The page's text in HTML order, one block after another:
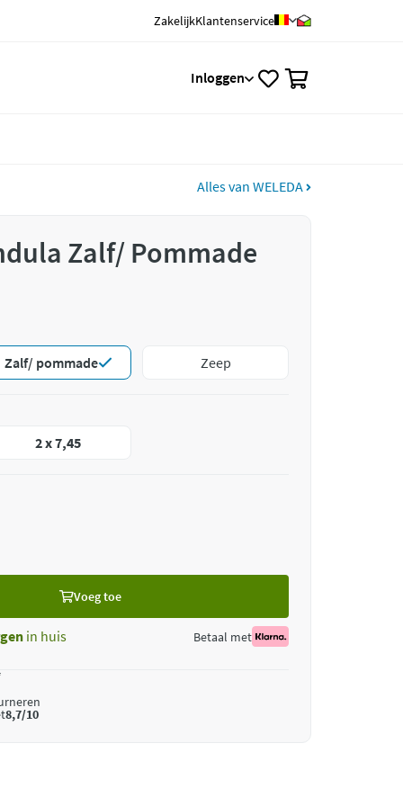
ZakelijkKlantenservice
Inloggen
Alles van WELEDA
Zalf/ Pommade
Zalf/ pommade Zeep
2 x 7,45
Voeg toe
in huis Betaal met
8,7/10